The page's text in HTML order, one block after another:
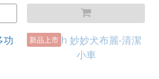
新品上市